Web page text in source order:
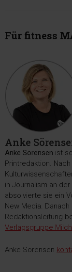
Für fitness
Anke
Anke Sörensen ist
Printredaktion.
in Journalism an der
absolvierte sie ein
New Media.
Redaktionsleitung
Verlagsgruppe
Anke Sörensen